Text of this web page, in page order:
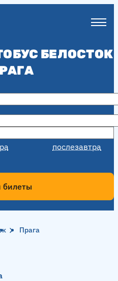
БЕЛОСТОК
послезавтра
билеты
Прага